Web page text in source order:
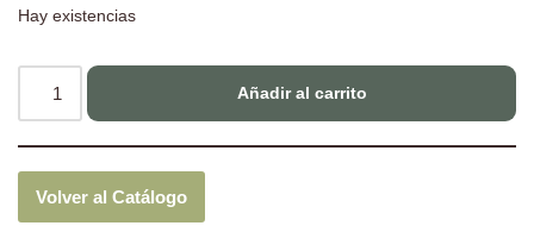
Hay existencias
Añadir al carrito
Volver al Catálogo